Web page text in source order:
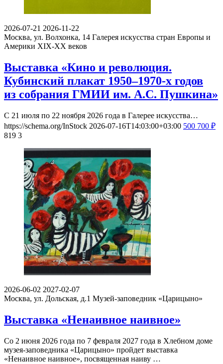
2026-07-21 2026-11-22
Москва, ул. Волхонка, 14 Галерея искусства стран Европы и
Америки XIX-ХХ веков
Выставка «Кино и революция.
Кубинский плакат 1950–1970-х годов
из собрания ГМИИ им. А.С. Пушкина»
С 21 июля по 22 ноября 2026 года в Галерее искусства…
https://schema.org/InStock 2026-07-16T14:03:00+03:00 500 700 ₽
819 3
2026-06-02 2027-02-07
Москва, ул. Дольская, д.1 Музей-заповедник «Царицыно»
Выставка «Ненаивное наивное»
Со 2 июня 2026 года по 7 февраля 2027 года в Хлебном доме
музея-заповедника «Царицыно» пройдет выставка
«Ненаивное наивное», посвященная наиву …